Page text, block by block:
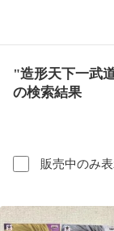
"造形天下一武
の検索結果
販売中のみ